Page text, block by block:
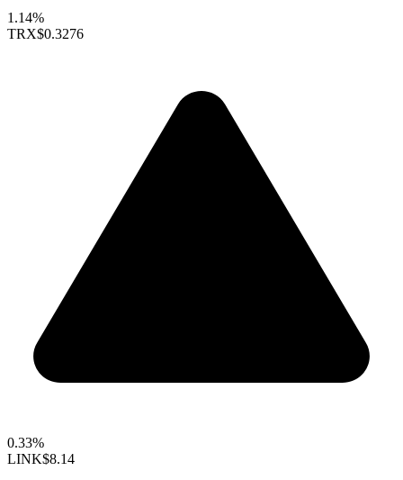
1.14%
TRX$0.3276
0.33%
LINK$8.14